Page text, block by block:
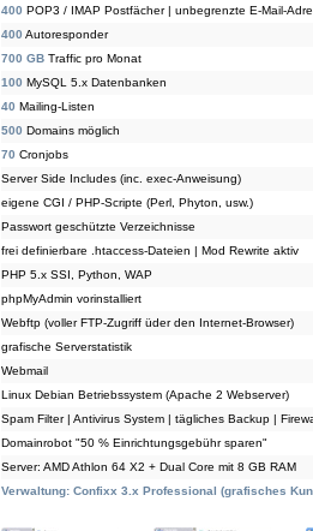
400 POP3 / IMAP Postfächer | unbegrenzte E-Mail-
400 Autoresponder
700 GB Traffic pro Monat
100 MySQL 5.x Datenbanken
40 Mailing-Listen
500 Domains möglich
70 Cronjobs
Server Side Includes (inc. exec-Anweisung)
eigene CGI / PHP-Scripte (Perl, Phyton, usw.)
Passwort geschützte Verzeichnisse
frei definierbare .htaccess-Dateien | Mod Rewrite aktiv
PHP 5.x SSI, Python, WAP
phpMyAdmin vorinstalliert
Webftp (voller FTP-Zugriff üder den Internet-Browser)
grafische Serverstatistik
Webmail
Linux Debian Betriebssystem (Apache 2 Webserver)
Spam Filter | Antivirus System | tägliches Backup |
Domainrobot "50 % Einrichtungsgebühr sparen"
Server: AMD Athlon 64 X2 + Dual Core mit 8 GB RAM
Verwaltung: Confixx 3.x Professional (grafisches